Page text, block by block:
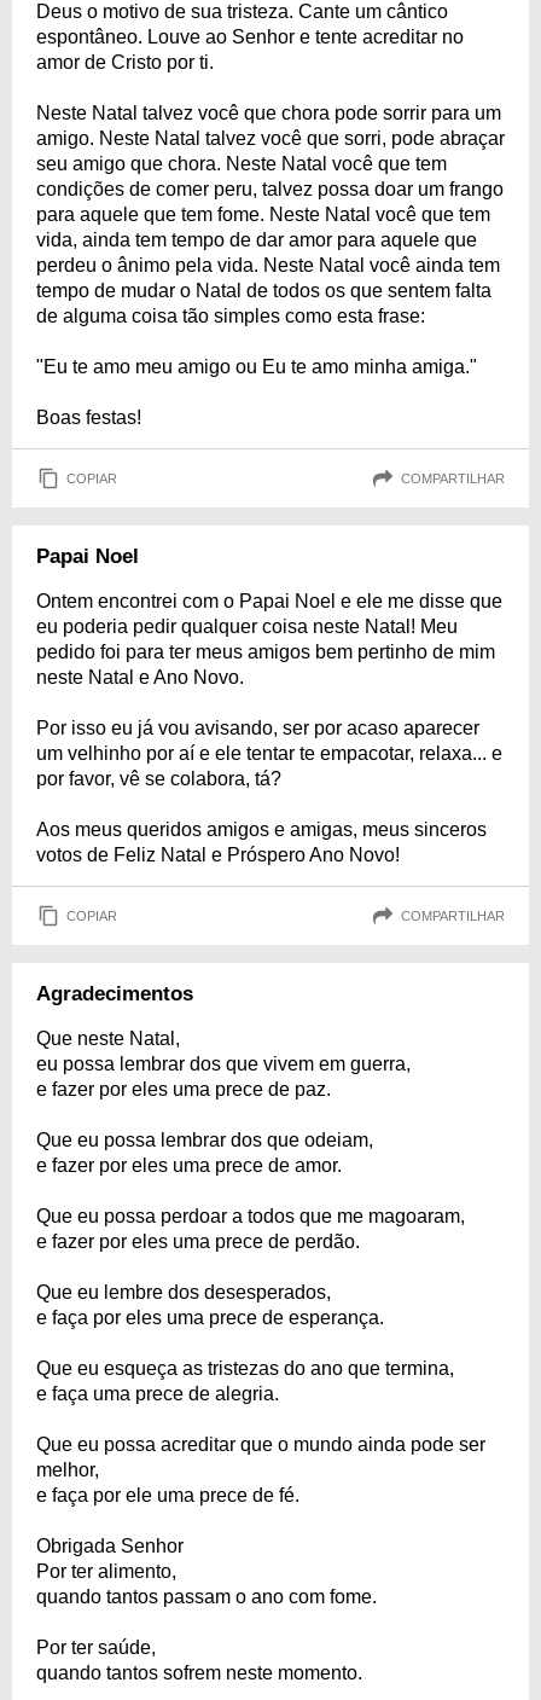
Deus o motivo de sua tristeza. Cante um cântico
espontâneo. Louve ao Senhor e tente acreditar no
amor de Cristo por ti.
Neste Natal talvez você que chora pode sorrir para um
amigo. Neste Natal talvez você que sorri, pode abraçar
seu amigo que chora. Neste Natal você que tem
condições de comer peru, talvez possa doar um frango
para aquele que tem fome. Neste Natal você que tem
vida, ainda tem tempo de dar amor para aquele que
perdeu o ânimo pela vida. Neste Natal você ainda tem
tempo de mudar o Natal de todos os que sentem falta
de alguma coisa tão simples como esta frase:
"Eu te amo meu amigo ou Eu te amo minha amiga."
Boas festas!
COPIAR COMPARTILHAR
Papai Noel
Ontem encontrei com o Papai Noel e ele me disse que
eu poderia pedir qualquer coisa neste Natal! Meu
pedido foi para ter meus amigos bem pertinho de mim
neste Natal e Ano Novo.
Por isso eu já vou avisando, ser por acaso aparecer
um velhinho por aí e ele tentar te empacotar, relaxa... e
por favor, vê se colabora, tá?
Aos meus queridos amigos e amigas, meus sinceros
votos de Feliz Natal e Próspero Ano Novo!
COPIAR COMPARTILHAR
Agradecimentos
Que neste Natal,
eu possa lembrar dos que vivem em guerra,
e fazer por eles uma prece de paz.
Que eu possa lembrar dos que odeiam,
e fazer por eles uma prece de amor.
Que eu possa perdoar a todos que me magoaram,
e fazer por eles uma prece de perdão.
Que eu lembre dos desesperados,
e faça por eles uma prece de esperança.
Que eu esqueça as tristezas do ano que termina,
e faça uma prece de alegria.
Que eu possa acreditar que o mundo ainda pode ser
melhor,
e faça por ele uma prece de fé.
Obrigada Senhor
Por ter alimento,
quando tantos passam o ano com fome.
Por ter saúde,
quando tantos sofrem neste momento.